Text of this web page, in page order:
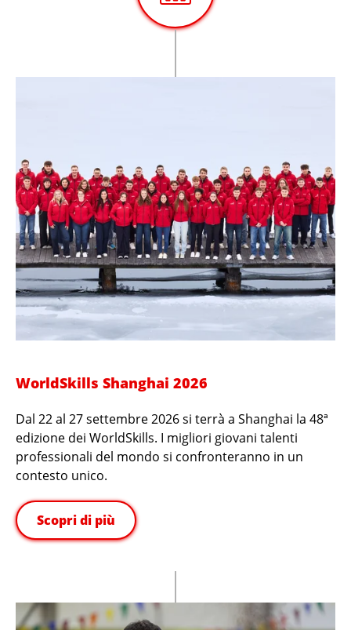
WorldSkills Shanghai 2026
Dal 22 al 27 settembre 2026 si terrà a Shanghai la 48ª
edizione dei WorldSkills. I migliori giovani talenti
professionali del mondo si confronteranno in un
contesto unico.
Scopri di più